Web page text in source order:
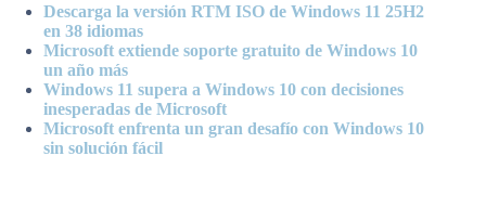
Descarga la versión RTM ISO de Windows 11 25H2
en 38 idiomas
Microsoft extiende soporte gratuito de Windows 10
un año más
Windows 11 supera a Windows 10 con decisiones
inesperadas de Microsoft
Microsoft enfrenta un gran desafío con Windows 10
sin solución fácil